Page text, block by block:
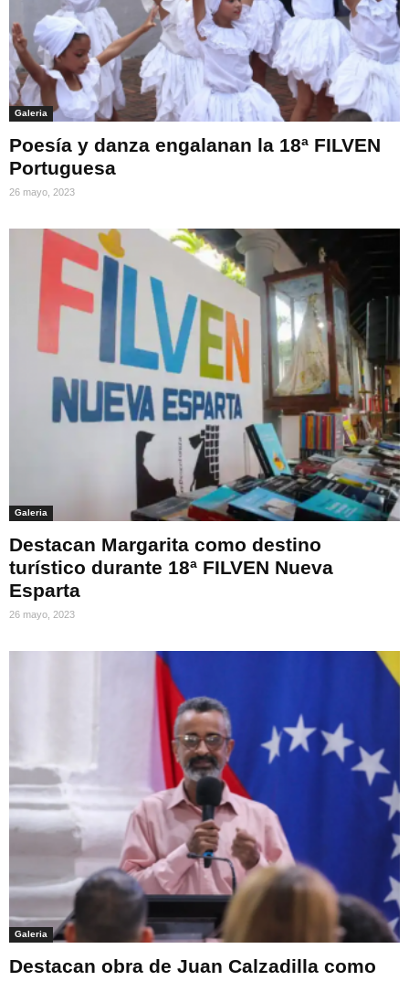
Galeria
Poesía y danza engalanan la 18ª FILVEN
Portuguesa
26 mayo, 2023
Galeria
Destacan Margarita como destino
turístico durante 18ª FILVEN Nueva
Esparta
26 mayo, 2023
Galeria
Destacan obra de Juan Calzadilla como